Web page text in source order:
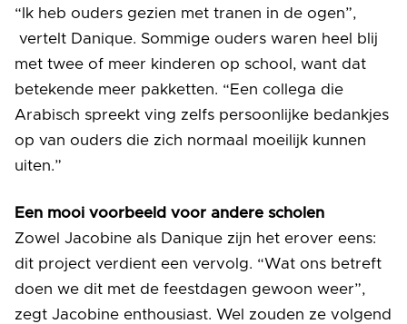
“Ik heb ouders gezien met tranen in de ogen”,
vertelt Danique. Sommige ouders waren heel blij
met twee of meer kinderen op school, want dat
betekende meer pakketten. “Een collega die
Arabisch spreekt ving zelfs persoonlijke bedankjes
op van ouders die zich normaal moeilijk kunnen
uiten.”
Een mooi voorbeeld voor andere scholen
Zowel Jacobine als Danique zijn het erover eens:
dit project verdient een vervolg. “Wat ons betreft
doen we dit met de feestdagen gewoon weer”,
zegt Jacobine enthousiast. Wel zouden ze volgend